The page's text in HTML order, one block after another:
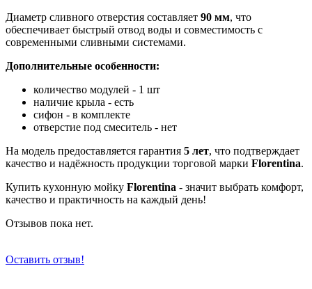
Диаметр сливного отверстия составляет 90 мм, что
обеспечивает быстрый отвод воды и совместимость с
современными сливными системами.
Дополнительные особенности:
количество модулей - 1 шт
наличие крыла - есть
сифон - в комплекте
отверстие под смеситель - нет
На модель предоставляется гарантия 5 лет, что подтверждает
качество и надёжность продукции торговой марки Florentina.
Купить кухонную мойку Florentina - значит выбрать комфорт,
качество и практичность на каждый день!
Отзывов пока нет.
Оставить отзыв!